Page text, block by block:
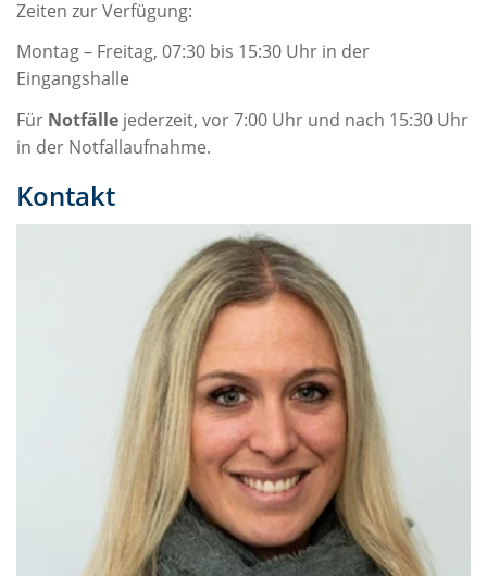
Zeiten zur Verfügung:
Montag – Freitag, 07:30 bis 15:30 Uhr in der
Eingangshalle
Für Notfälle jederzeit, vor 7:00 Uhr und nach 15:30 Uhr
in der Notfallaufnahme.
Kontakt